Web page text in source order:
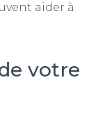
aider à
votre